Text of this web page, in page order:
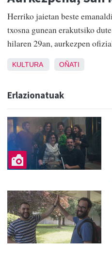
Herriko jaietan beste
txosna gunean erakutsiko
hilaren 29an, aurkezpen
KULTURA OÑATI
Erlazionatuak